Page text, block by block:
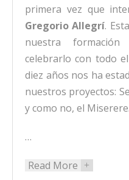
primera vez que
Gregorio Allegrí.
nuestra
celebrarlo con todo
diez años nos ha
nuestros proyectos:
y como no, el Miserere.
…
Read More +